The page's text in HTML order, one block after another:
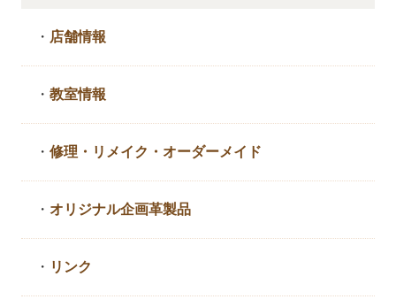
・ 店舗情報
・教室情報
・修理・リメイク・ オーダーメイド
・ オリジナル企画革製品
・ リンク